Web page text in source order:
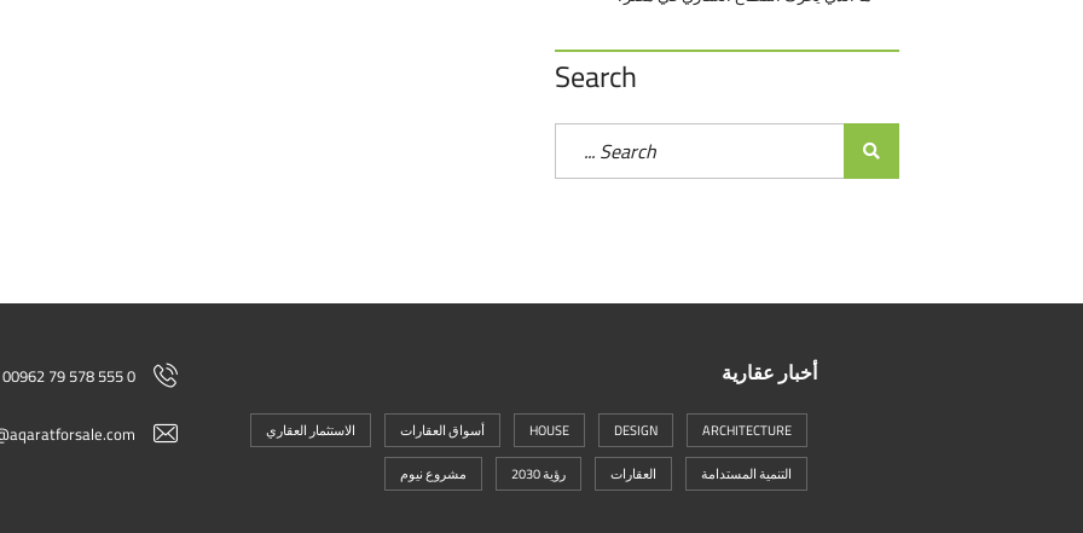
Search
00962 79 578 555 0
أخبار عقارية
ARCHITECTURE
DESIGN
HOUSE أسواق العقارات
الاستثمار العقاري
التنمية المستدامة
العقارات رؤية 2030 مشروع نيوم